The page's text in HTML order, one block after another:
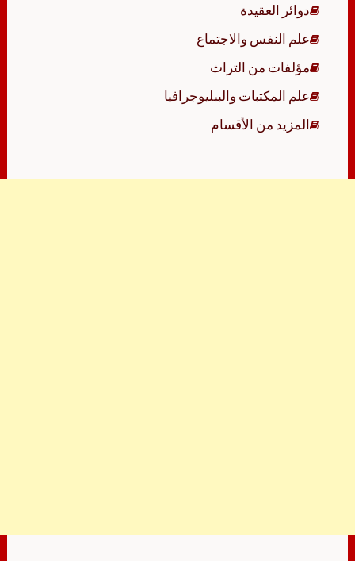
دوائر العقيدة
علم النفس والاجتماع
مؤلفات من التراث
علم المكتبات والببليوجرافيا
المزيد من الأقسام